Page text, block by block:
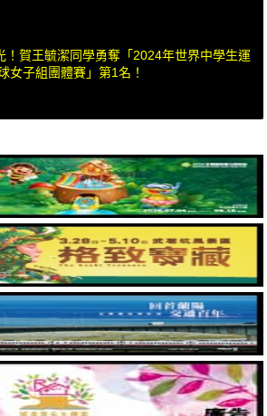
！賀王毓潔同學勇奪「2024年世界中學生運
女子組團體賽」第1名！